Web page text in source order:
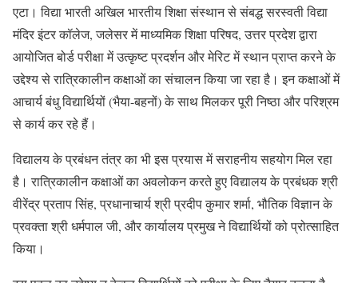
एटा। विद्या भारती अखिल भारतीय शिक्षा संस्थान से संबद्ध सरस्वती विद्या
मंदिर इंटर कॉलेज, जलेसर में माध्यमिक शिक्षा परिषद, उत्तर प्रदेश द्वारा
आयोजित बोर्ड परीक्षा में उत्कृष्ट प्रदर्शन और मेरिट में स्थान प्राप्त करने के
उद्देश्य से रात्रिकालीन कक्षाओं का संचालन किया जा रहा है। इन कक्षाओं में
आचार्य बंधु विद्यार्थियों (भैया-बहनों) के साथ मिलकर पूरी निष्ठा और परिश्रम
से कार्य कर रहे हैं।
विद्यालय के प्रबंधन तंत्र का भी इस प्रयास में सराहनीय सहयोग मिल रहा
है। रात्रिकालीन कक्षाओंका अवलोकन करते हुए विद्यालय के प्रबंधक श्री
वीरेंद्र प्रताप सिंह, प्रधानाचार्य श्री प्रदीप कुमार शर्मा, भौतिक विज्ञान के
प्रवक्ता श्री धर्मपाल जी, और कार्यालय प्रमुख ने विद्यार्थियों को प्रोत्साहित
किया।